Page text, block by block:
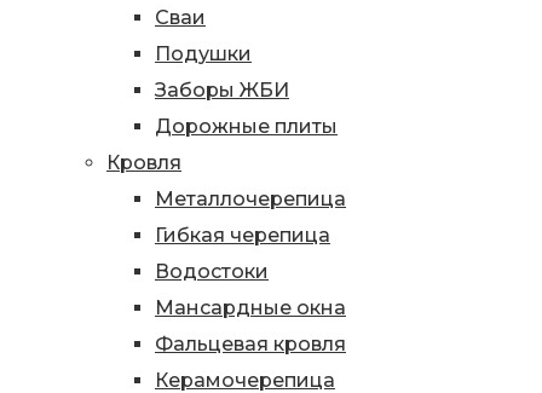
Сваи
Подушки
Заборы ЖБИ
Дорожные плиты
Кровля
Металлочерепица
Гибкая черепица
Водостоки
Мансардные окна
Фальцевая кровля
Керамочерепица